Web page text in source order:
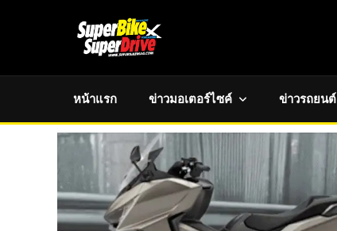
หน้าแรก ข่าวมอเตอร์ไซค์ ข่าวรถยนต์